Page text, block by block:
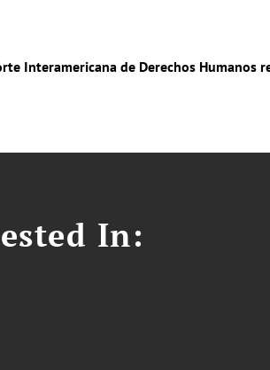
Interamericana de Derechos Humanos
In: